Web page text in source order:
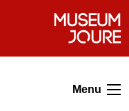
Menu